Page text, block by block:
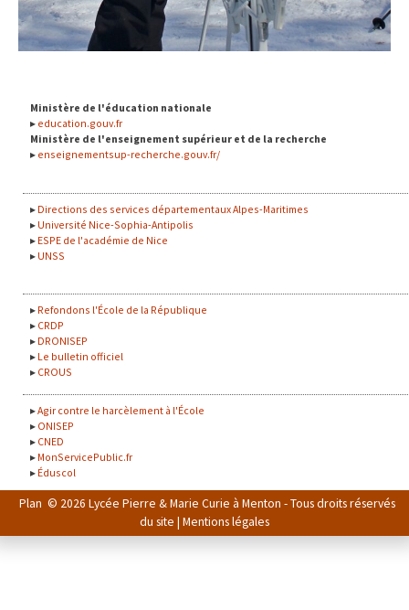
Ministère de l'éducation nationale
education.gouv.fr
Ministère de l'enseignement supérieur et de la recherche
enseignementsup-recherche.gouv.fr/
Directions des services départementaux Alpes-Maritimes
Université Nice-Sophia-Antipolis
ESPE de l'académie de Nice
UNSS
Refondons l'École de la République
CRDP
DRONISEP
Le bulletin officiel
CROUS
Agir contre le harcèlement à l'École
ONISEP
CNED
MonServicePublic.fr
Éduscol
© 2026 Lycée Pierre & Marie Curie à Menton - Tous droits réservés
Plan
du site | Mentions légales